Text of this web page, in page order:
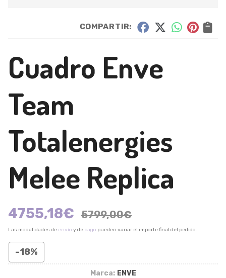
COMPARTIR:
Cuadro Enve
Team
Totalenergies
Melee Replica
4755,18€ 5799,00€
Las modalidades de envío y de pago pueden variar el importe final del pedido.
-18%
Marca: ENVE